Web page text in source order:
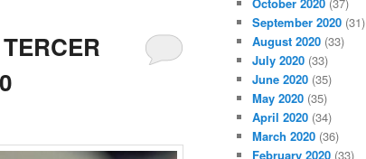
September 2020 (31)
August 2020 (33)
July 2020 (33)
June 2020 (35)
May 2020 (35)
April 2020 (34)
March 2020 (36)
February 2020 (33)